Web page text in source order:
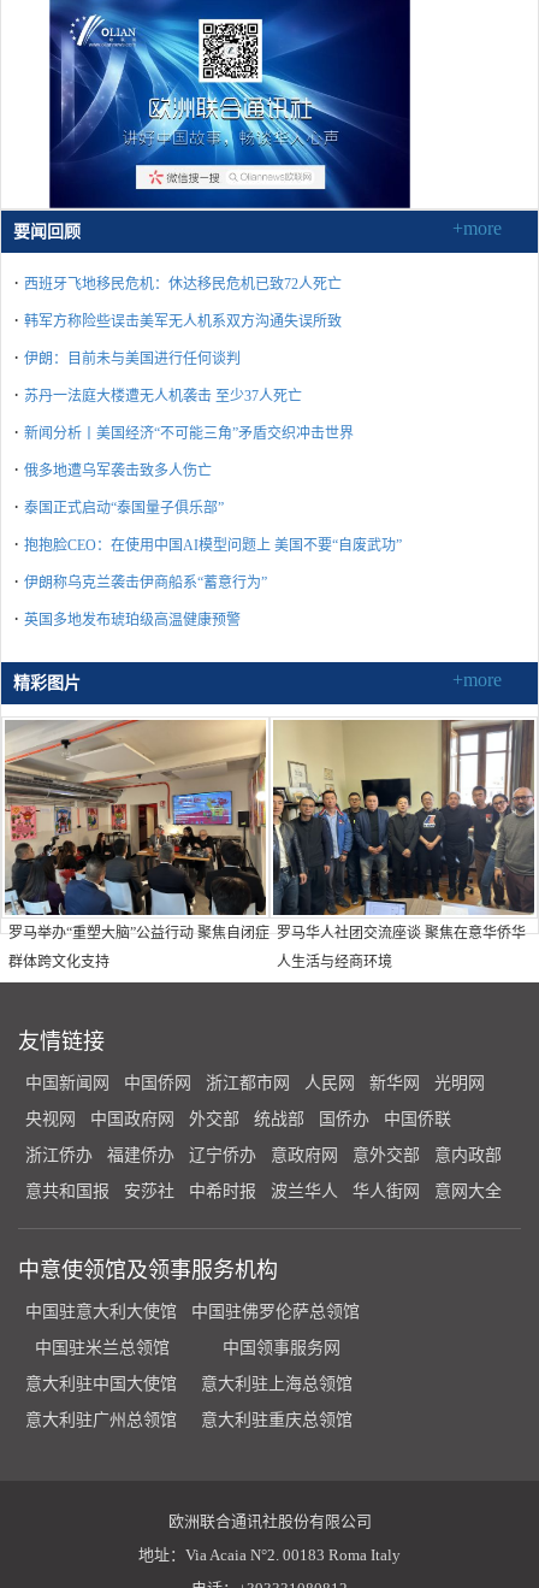
要闻回顾 +more
· 西班牙飞地移民危机：休达移民危机已致72人死亡
· 韩军方称险些误击美军无人机系双方沟通失误所致
· 伊朗：目前未与美国进行任何谈判
· 苏丹一法庭大楼遭无人机袭击 至少37人死亡
· 新闻分析丨美国经济“不可能三角”矛盾交织冲击世界
· 俄多地遭乌军袭击致多人伤亡
· 泰国正式启动“泰国量子俱乐部”
· 抱抱脸CEO：在使用中国AI模型问题上 美国不要“自废武功”
· 伊朗称乌克兰袭击伊商船系“蓄意行为”
· 英国多地发布琥珀级高温健康预警
精彩图片 +more
罗马举办“重塑大脑”公益行动 聚焦自闭症
群体跨文化支持
罗马华人社团交流座谈 聚焦在意华侨华
人生活与经商环境
友情链接
中国新闻网 中国侨网 浙江都市网 人民网 新华网
光明网
央视网
中国政府网 外交部 统战部 国侨办
中国侨联
浙江侨办
福建侨办 辽宁侨办 意政府网 意外交部
意内政部
意共和国报
安莎社 中希时报 波兰华人 华人街网 意网大全
中意使领馆及领事服务机构
中国驻意大利大使馆
中国驻佛罗伦萨总领馆
中国驻米兰总领馆
中国领事服务网
意大利驻中国大使馆
意大利驻上海总领馆
意大利驻广州总领馆
意大利驻重庆总领馆
欧洲联合通讯社股份有限公司
地址：Via Acaia N°2. 00183 Roma Italy